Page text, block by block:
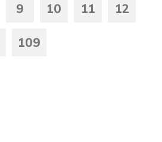
9 10 11 12
109